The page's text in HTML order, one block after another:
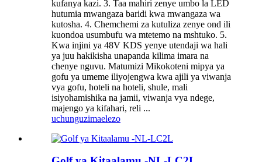
kufanya kazi. 3. Taa mahiri zenye umbo la LED
hutumia mwangaza baridi kwa mwangaza wa
kutosha. 4. Chemchemi za kutuliza zenye ond ili
kuondoa usumbufu wa mtetemo na mshtuko. 5.
Kwa injini ya 48V KDS yenye utendaji wa hali
ya juu hakikisha unapanda kilima imara na
chenye nguvu. Matumizi Mikokoteni mipya ya
gofu ya umeme iliyojengwa kwa ajili ya viwanja
vya gofu, hoteli na hoteli, shule, mali
isiyohamishika na jamii, viwanja vya ndege,
majengo ya kifahari, reli ...
uchunguzimaelezo